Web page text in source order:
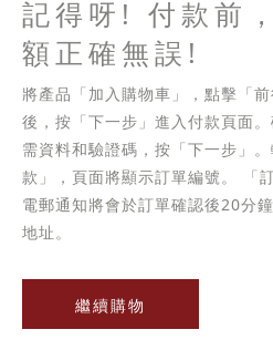
記得呀! 付款前
額正確無誤!
將產品「加入購物車」，點擊「
後，按「下一步」進入付款頁面
需資料和驗證碼，按「下一步」
款」，頁面將顯示訂單編號。 「
電郵通知將會於訂單確認後20分
地址。
繼續購物